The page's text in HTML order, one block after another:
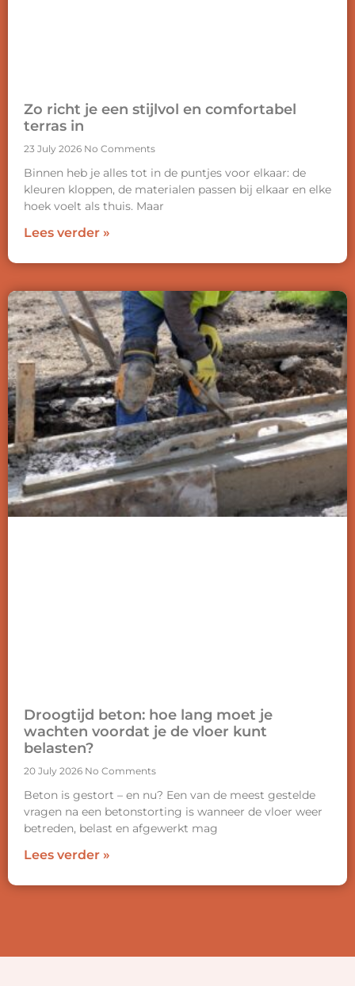
Zo richt je een stijlvol en comfortabel
terras in
23 July 2026 No Comments
Binnen heb je alles tot in de puntjes voor elkaar: de
kleuren kloppen, de materialen passen bij elkaar en elke
hoek voelt als thuis. Maar
Lees verder »
Droogtijd beton: hoe lang moet je
wachten voordat je de vloer kunt
belasten?
20 July 2026 No Comments
Beton is gestort – en nu? Een van de meest gestelde
vragen na een betonstorting is wanneer de vloer weer
betreden, belast en afgewerkt mag
Lees verder »